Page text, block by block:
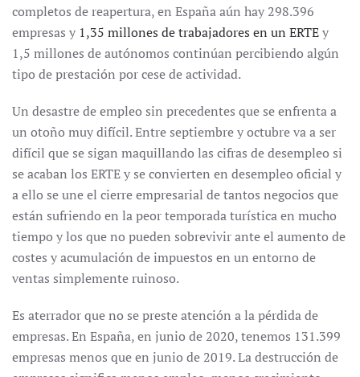
completos de reapertura, en España aún hay 298.396
empresas y 1,35 millones de trabajadores en un ERTEy
1,5 millones de autónomos continúan percibiendo algún
tipo de prestación por cese de actividad.
Un desastre de empleo sin precedentes que se enfrenta a
un otoño muy difícil. Entre septiembre y octubre va a ser
difícil que se sigan maquillando las cifras de desempleo si
se acaban los ERTE y se convierten en desempleo oficial y
a ello se une el cierre empresarial de tantos negocios que
están sufriendo en la peor temporada turística en mucho
tiempo y los que no pueden sobrevivir ante el aumento de
costes y acumulación de impuestos en un entorno de
ventas simplemente ruinoso.
Es aterrador que no se preste atención a la pérdida de
empresas. En España, en junio de 2020, tenemos 131.399
empresas menos que en junio de 2019. La destrucción de